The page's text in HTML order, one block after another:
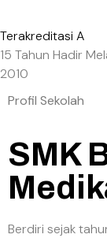
2010
Terakreditasi A
15 Tahun Hadir
Profil Sekolah
SMK
Berdiri sejak